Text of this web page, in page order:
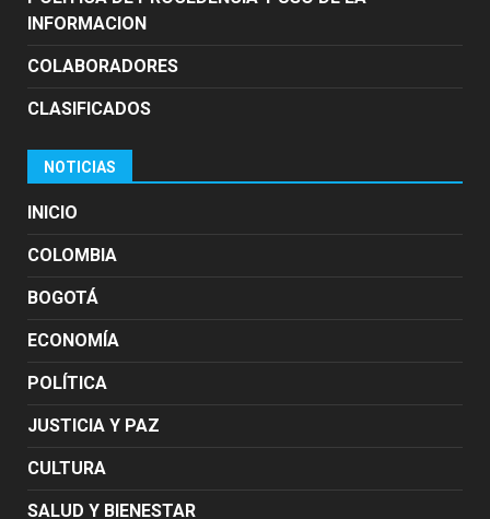
INFORMACION
COLABORADORES
CLASIFICADOS
NOTICIAS
INICIO
COLOMBIA
BOGOTÁ
ECONOMÍA
POLÍTICA
JUSTICIA Y PAZ
CULTURA
SALUD Y BIENESTAR